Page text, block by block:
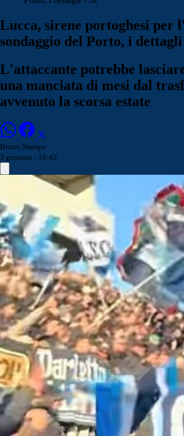
Lucca, sirene portoghesi per
sondaggio del Porto, i
L'attaccante potrebbe
una manciata di mesi dal
avvenuto la scorsa estate
Bruno Stampa
3 gennaio - 10:42